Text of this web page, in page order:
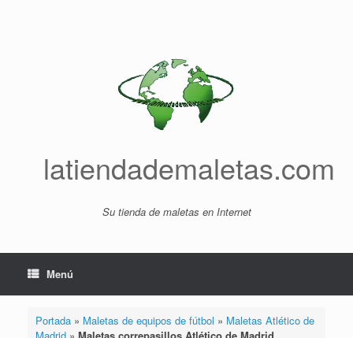
latiendademaletas.com
Su tienda de maletas en Internet
Menú
Portada» Maletas de equipos de fútbol » Maletas Atlético de
Madrid» Maletas correpasillos Atlético de Madrid